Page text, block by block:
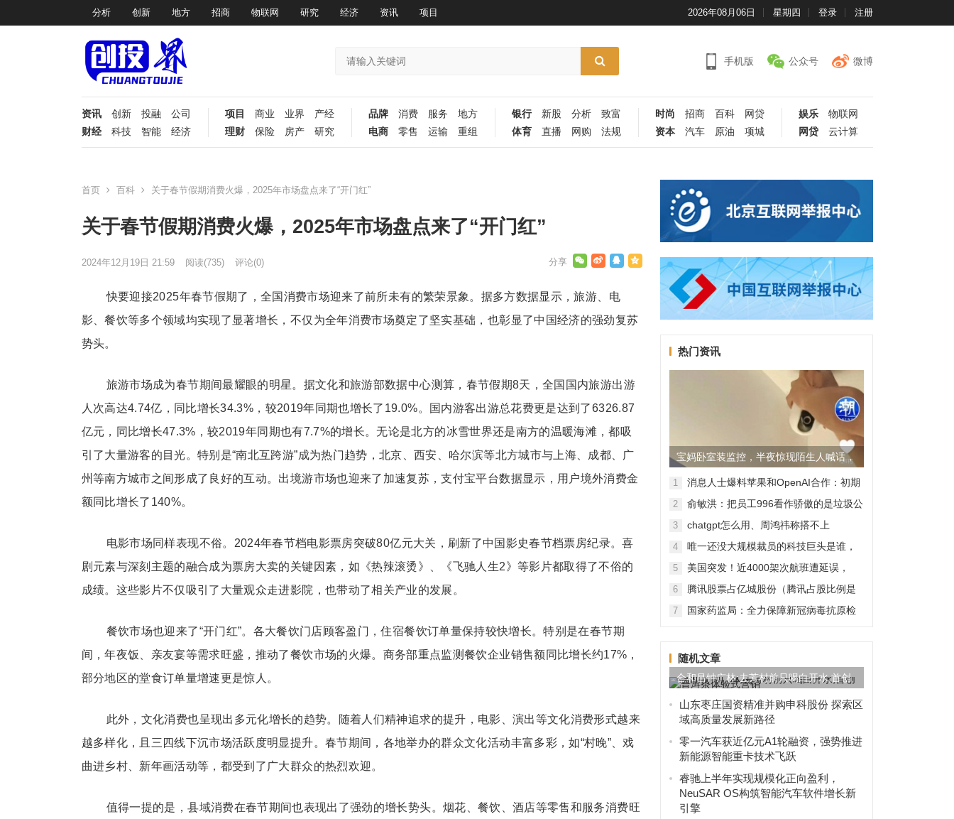
分析 创新 地方 招商 物联网 研究 经济 资讯 项目 2026年08月06日 星期四 登录 注册
手机版 公众号 微博
资讯 创新 投融
公司
财经
科技 智能 经济
项目 商业 业界
产经
理财
保险 房产 研究
品牌 消费 服务
地方
电商
零售 运输 重组
银行 新股 分析
致富
体育
直播 网购 法规
时尚 招商 百科
网贷
资本
汽车 原油 项城
娱乐
物联网
网贷
云计算
首页 百科 关于春节假期消费火爆，2025年市场盘点来了“开门红”
关于春节假期消费火爆，2025年市场盘点来了“开门红”
2024年12月19日 21:59 阅读(735) 评论(0)
快要迎接2025年春节假期了，全国消费市场迎来了前所未有的繁荣景象。据多方数据显示，旅游、电
影、餐饮等多个领域均实现了显著增长，不仅为全年消费市场奠定了坚实基础，也彰显了中国经济的强劲复苏
势头。
旅游市场成为春节期间最耀眼的明星。据文化和旅游部数据中心测算，春节假期8天，全国国内旅游出游
人次高达4.74亿，同比增长34.3%，较2019年同期也增长了19.0%。国内游客出游总花费更是达到了6326.87
亿元，同比增长47.3%，较2019年同期也有7.7%的增长。无论是北方的冰雪世界还是南方的温暖海滩，都吸
引了大量游客的目光。特别是“南北互跨游”成为热门趋势，北京、西安、哈尔滨等北方城市与上海、成都、广
州等南方城市之间形成了良好的互动。出境游市场也迎来了加速复苏，支付宝平台数据显示，用户境外消费金
额同比增长了140%。
电影市场同样表现不俗。2024年春节档电影票房突破80亿元大关，刷新了中国影史春节档票房纪录。喜
剧元素与深刻主题的融合成为票房大卖的关键因素，如《热辣滚烫》、《飞驰人生2》等影片都取得了不俗的
成绩。这些影片不仅吸引了大量观众走进影院，也带动了相关产业的发展。
餐饮市场也迎来了“开门红”。各大餐饮门店顾客盈门，住宿餐饮订单量保持较快增长。特别是在春节期
间，年夜饭、亲友宴等需求旺盛，推动了餐饮市场的火爆。商务部重点监测餐饮企业销售额同比增长约17%，
部分地区的堂食订单量增速更是惊人。
此外，文化消费也呈现出多元化增长的趋势。随着人们精神追求的提升，电影、演出等文化消费形式越来
越多样化，且三四线下沉市场活跃度明显提升。春节期间，各地举办的群众文化活动丰富多彩，如“村晚”、戏
曲进乡村、新年画活动等，都受到了广大群众的热烈欢迎。
值得一提的是，县域消费在春节期间也表现出了强劲的增长势头。烟花、餐饮、酒店等零售和服务消费旺
热门资讯
宝妈卧室装监控，半夜惊现陌生人喊话，
警方已介入调查
1
消息人士爆料苹果和OpenAI合作：初期
无现金交易、未来探索分成佣金
2
俞敏洪：把员工996看作骄傲的是垃圾公
司，建议24节气都放假
3
chatgpt怎么用、周鸿祎称搭不上
ChatGPT企业会被淘汰
4
唯一还没大规模裁员的科技巨头是谁，
苹果还能扛多久？
5
美国突发！近4000架次航班遭延误，
2000架次航班被取消
6
腾讯股票占亿城股份（腾讯占股比例是
怎样的？）
7
国家药监局：全力保障新冠病毒抗原检
随机文章
合和昌钟广林:去芳村前只喝白开水,首创
普洱茶体验式营销
山东枣庄国资精准并购申科股份 探索区
域高质量发展新路径
零一汽车获近亿元A1轮融资，强势推进
新能源智能重卡技术飞跃
睿驰上半年实现规模化正向盈利，
NeuSAR OS构筑智能汽车软件增长新
引擎